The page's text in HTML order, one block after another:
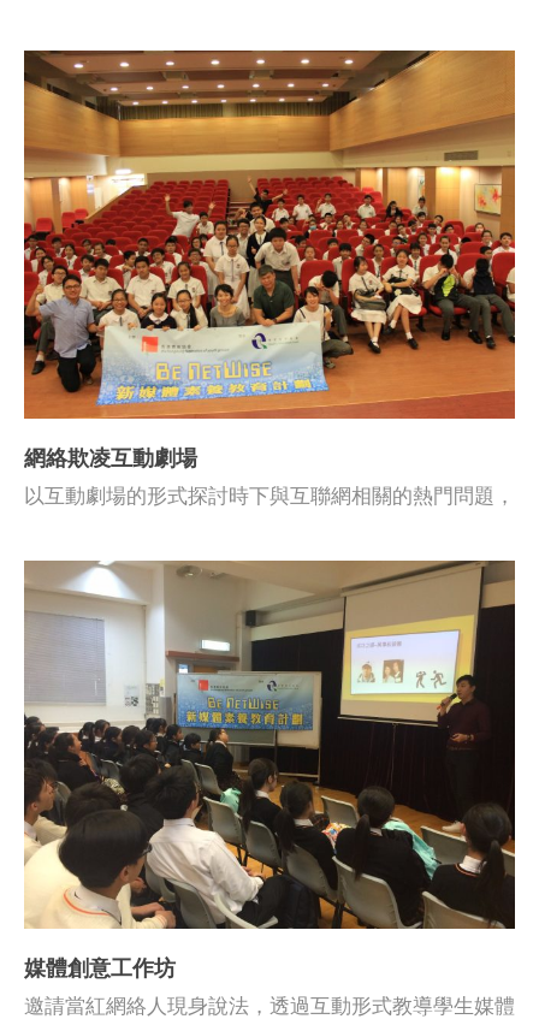
網絡欺凌互動劇場
以互動劇場的形式探討時下與互聯網相關的熱門問題，
會應用基礎課節及核心課節所學知識。
媒體創意工作坊
邀請當紅網絡人現身說法，透過互動形式教導學生媒體